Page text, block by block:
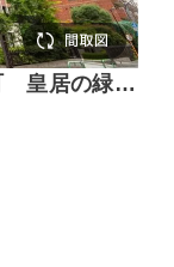
皇居の緑を